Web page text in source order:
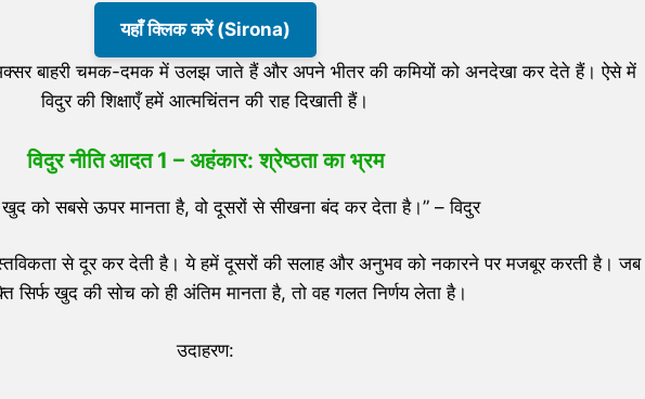
यहाँ क्लिक करें (Sirona)
बाहरी चमक-दमक में उलझ जाते हैं और अपने भीतर की कमियों को अनदेखा कर देते हैं। ऐसे में
विदुर की शिक्षाएँ हमें आत्मचिंतन की राह दिखाती हैं।
विदुर नीति आदत1 – अहंकार: श्रेष्ठता का भ्रम
खुद को सबसे ऊपर मानता है, वो दूसरों से सीखना बंद कर देता है।” – विदुर
से दूर कर देती है। ये हमें दूसरों की सलाह और अनुभव को नकारने पर मजबूर करती है। जब
सिर्फ खुद की सोच को ही अंतिम मानता है, तो वह गलत निर्णय लेता है।
उदाहरण: